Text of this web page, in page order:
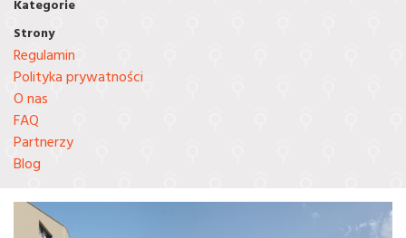
Kategorie
Strony
Regulamin
Polityka prywatności
O nas
FAQ
Partnerzy
Blog